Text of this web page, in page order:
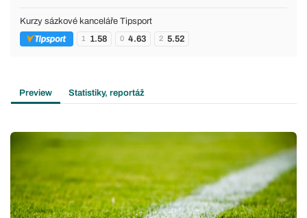
Kurzy sázkové kanceláře Tipsport
1 1.58 0 4.63 2 5.52
Preview Statistiky, reportáž